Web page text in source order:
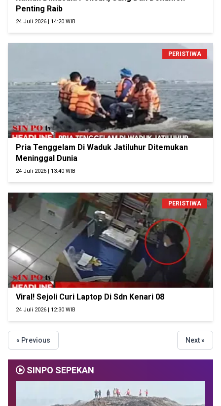
Penting Raib
24 Juli 2026 | 14:20 WIB
PERISTIWA
Pria Tenggelam Di Waduk Jatiluhur Ditemukan
Meninggal Dunia
24 Juli 2026 | 13:40 WIB
PERISTIWA
Viral! Sejoli Curi Laptop Di Sdn Kenari 08
24 Juli 2026 | 12:30 WIB
« Previous Next »
SINPO SEPEKAN